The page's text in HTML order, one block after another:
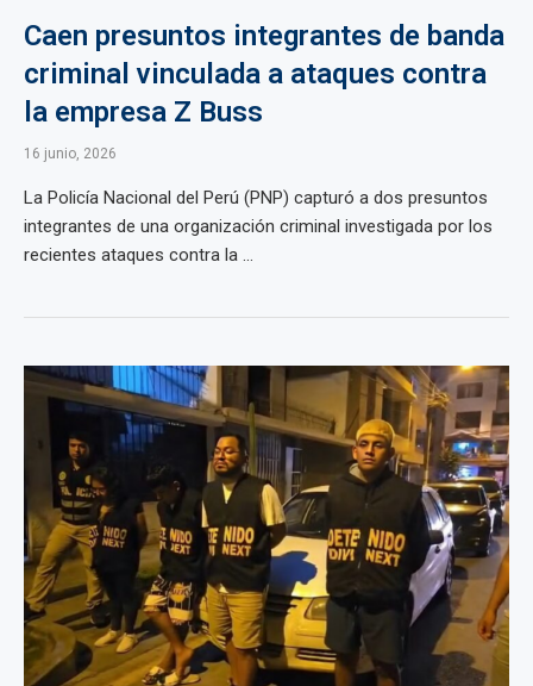
Caen presuntos integrantes de banda
criminal vinculada a ataques contra
la empresa Z Buss
16 junio, 2026
La Policía Nacional del Perú (PNP) capturó a dos presuntos
integrantes de una organización criminal investigada por los
recientes ataques contra la ...